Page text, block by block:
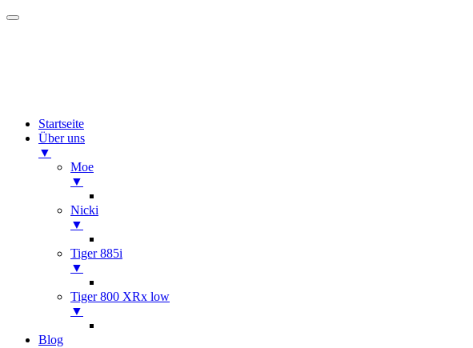
Startseite
Über uns
▼
Moe
▼
Nicki
▼
Tiger 885i
▼
Tiger 800 XRx low
▼
Blog